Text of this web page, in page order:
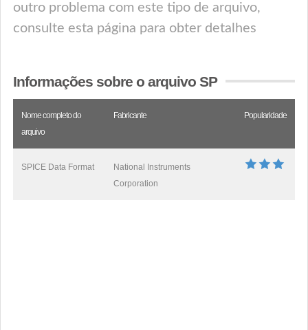
outro problema com este tipo de arquivo,
consulte esta página para obter detalhes
Informações sobre o arquivo SP
Nome completo do
arquivo
Fabricante Popularidade
SPICE Data Format
National Instruments
Corporation